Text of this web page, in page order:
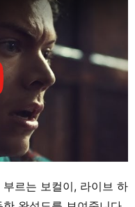
르는 보컬이, 라이브 하